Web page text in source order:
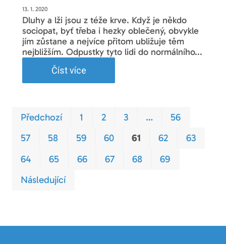
13. 1. 2020
Dluhy a lži jsou z téže krve. Když je někdo
sociopat, byť třeba i hezky oblečený, obvykle
jím zůstane a nejvíce přitom ubližuje těm
nejbližším. Odpustky tyto lidi do normálního...
Číst více
Předchozí 1 2 3 …
56
57
58 59 60 61 62
63
64
65 66 67 68
69
Následující